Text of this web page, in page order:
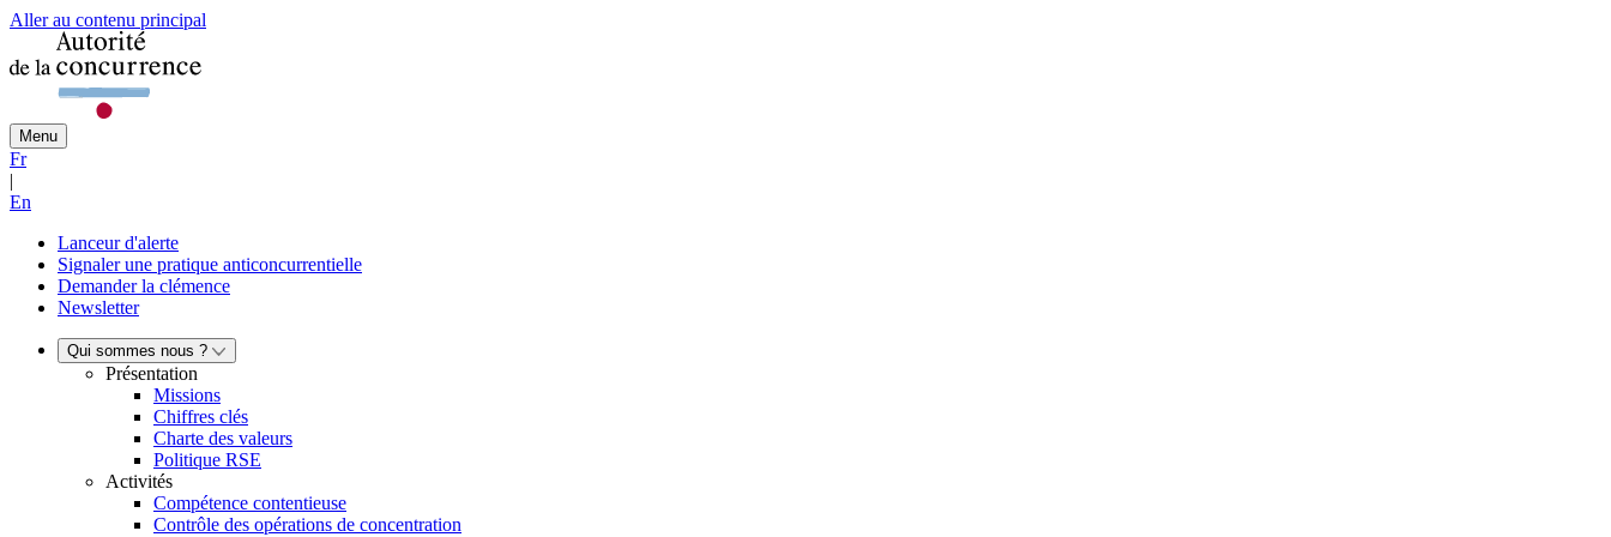
Aller au contenu principal
Menu
Fr
|
En
Lanceur d'alerte
Signaler une pratique anticoncurrentielle
Demander la clémence
Newsletter
Qui sommes nous ?
Présentation
Missions
Chiffres clés
Charte des valeurs
Politique RSE
Activités
Compétence contentieuse
Contrôle des opérations de concentration